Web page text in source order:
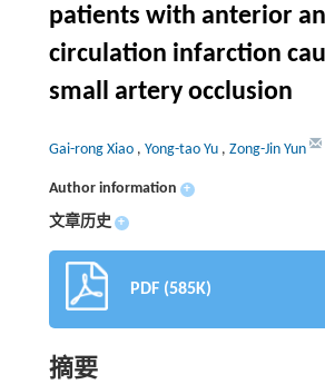
patients with anterior
circulation infarction
small artery occlusion
Gai-rong Xiao , Yong-tao Yu , Zong-Jin Yun
Author information +
文章历史 +
PDF (585K)
摘要